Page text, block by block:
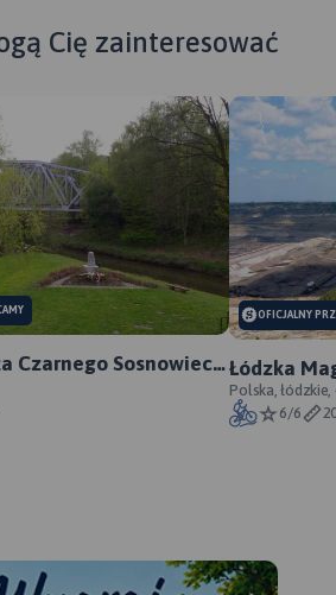
Cię zainteresować
Czarnego Sosnowiec -
OFICJALNY
Łódzka
Polska, łódzkie,
6/6